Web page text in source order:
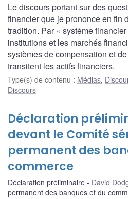
Le discours portant sur des
financier que je prononce en fin
tradition. Par « système
institutions et les marchés
systèmes de compensation et
transitent les actifs financiers.
Type(s) de contenu : Médias,
Discours
Déclaration
devant le Comité
permanent des
commerce
Déclaration préliminaire David
permanent des banques et du